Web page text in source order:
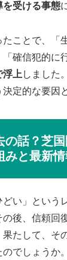
を受ける事態
ことで、「
確信犯的に
浮上 しました
定的な要因
の話？芝
みと最新
い」という
後、信頼回
たして、そ
でしょうか。